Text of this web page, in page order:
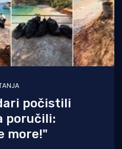
počistili
poručili:
more!"